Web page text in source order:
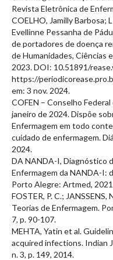
Revista Eletrônica de
COELHO, Jamilly Barbosa;
Evellinne Pessanha de
de portadores de doença
de Humanidades, Ciências
2023. DOI: 10.51891/
https://
em: 3 nov. 2024.
COFEN – Conselho
janeiro de 2024. Dispõe
Enfermagem em todo
cuidado de enfermagem.
2024.
DA NANDA-I, Diagnóstico
Enfermagem da NANDA-I:
Porto Alegre: Artmed,
FOSTER, P. C.; JANSSENS,
Teorias de Enfermagem.
7, p. 90-107.
MEHTA, Yatin et al.
acquired infections. Indian
n. 3, p. 149, 2014.